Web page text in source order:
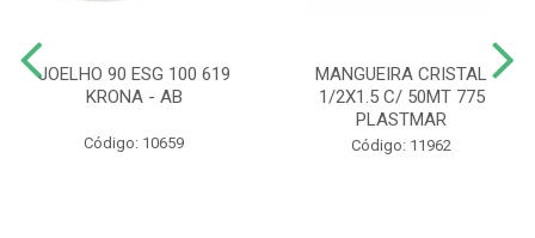
JOELHO 90 ESG 100 619
KRONA - AB
Código: 10659
MANGUEIRA CRISTAL
1/2X1.5 C/ 50MT 775
PLASTMAR
Código: 11962